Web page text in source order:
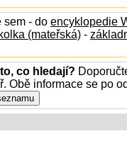
sem - do encyklopedie
(mateřská) -
co hledají?
Obě informace se po